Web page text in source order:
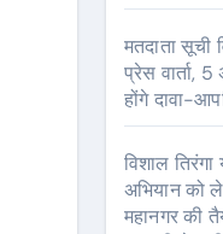
मतदाता सूची
प्रेस वार्ता,
होंगे दावा-
विशाल तिरंगा
अभियान को
महानगर की